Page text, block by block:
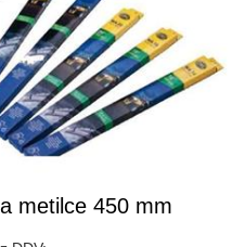
metilce 450 mm